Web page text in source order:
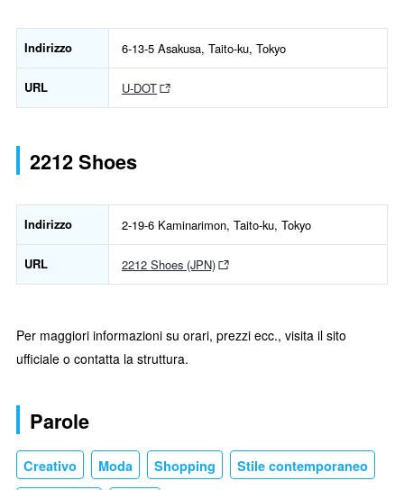
Indirizzo 6-13-5 Asakusa, Taito-ku, Tokyo
URL U-DOT
2212 Shoes
Indirizzo 2-19-6 Kaminarimon, Taito-ku, Tokyo
URL 2212 Shoes (JPN)
Per maggiori informazioni su orari, prezzi ecc., visita il sito
ufficiale o contatta la struttura.
Parole
Creativo Moda Shopping Stile contemporaneo